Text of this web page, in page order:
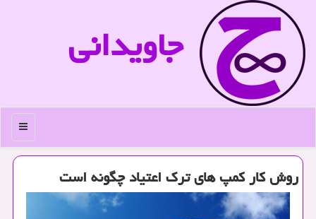
جاویدانی
منو
روش كار كمپ های ترك اعتیاد چگونه است